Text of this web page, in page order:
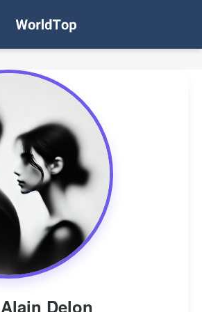
Alain Delon